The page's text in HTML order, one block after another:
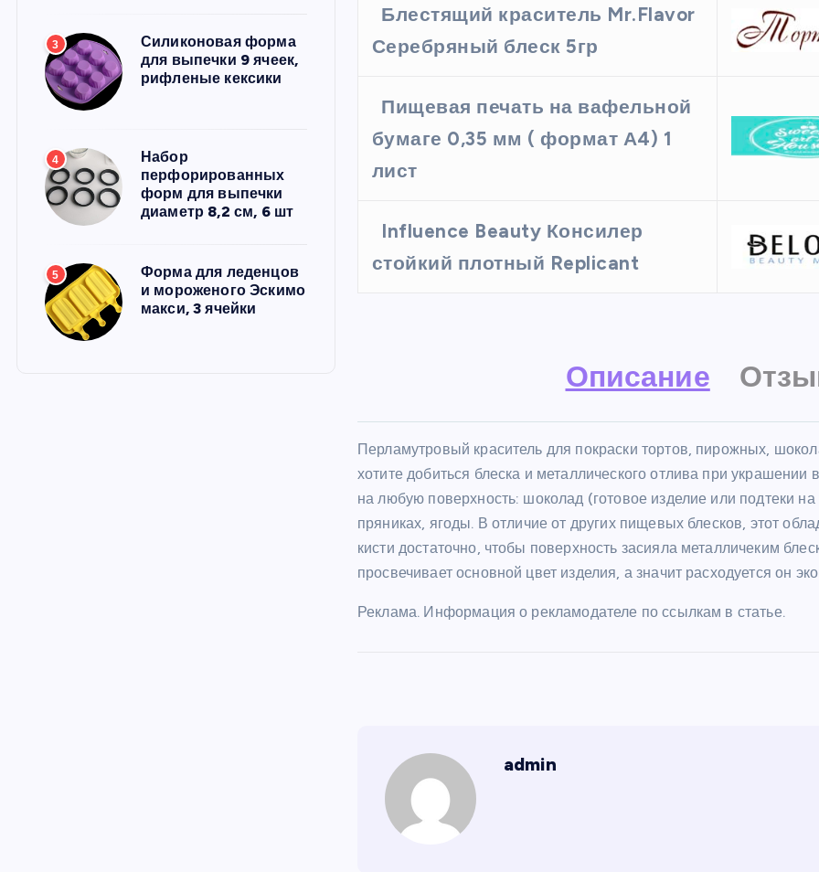
3
Силиконовая форма
для выпечки 9 ячеек,
рифленые кексики
4
Набор
перфорированных
форм для выпечки
диаметр 8,2 см, 6 шт
5
Форма для леденцов
и мороженого Эскимо
макси, 3 ячейки
Блестящий краситель Mr.Flavor
Серебряный блеск 5гр
Пищевая печать на вафельной
бумаге 0,35 мм ( формат А4) 1
лист
Influence Beauty Консилер
стойкий плотный Replicant
Описание
Перламутровый краситель для покраски тортов, пирожных,
хотите добиться блеска и металлического отлива при
на любую поверхность: шоколад (готовое изделие или подтеки
пряниках, ягоды. В отличие от других пищевых блесков, этот
кисти достаточно, чтобы поверхность засияла металличеким
просвечивает основной цвет изделия, а значит расходуется он
Реклама. Информация о рекламодателе по ссылкам в статье.
admin